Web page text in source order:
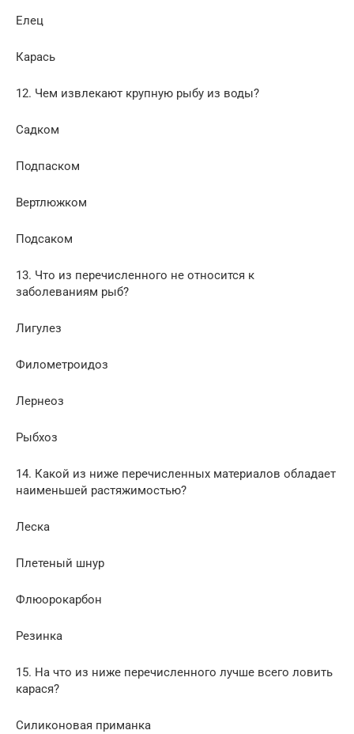
Елец
Карась
12. Чем извлекают крупную рыбу из воды?
Садком
Подпаском
Вертлюжком
Подсаком
13. Что из перечисленного не относится к
заболеваниям рыб?
Лигулез
Филометроидоз
Лернеоз
Рыбхоз
14. Какой из ниже перечисленных материалов обладает
наименьшей растяжимостью?
Леска
Плетеный шнур
Флюорокарбон
Резинка
15. На что из ниже перечисленного лучше всего ловить
карася?
Силиконовая приманка